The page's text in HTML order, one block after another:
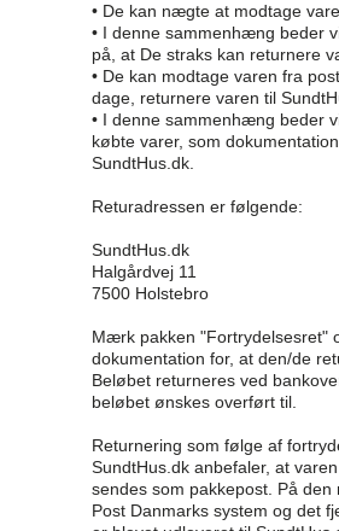
• De kan nægte at modtage
• I denne sammenhæng beder
på, at De straks kan returnere
• De kan modtage varen fra
dage, returnere varen til
• I denne sammenhæng beder
købte varer, som
SundtHus.dk.
Returadressen er følgende:
SundtHus.dk
Halgårdvej 11
7500 Holstebro
Mærk pakken "Fortrydelsesret"
dokumentation for, at den/de
Beløbet returneres ved
beløbet ønskes overført til.
Returnering som følge af
SundtHus.dk anbefaler, at
sendes som pakkepost. På
Post Danmarks system og det